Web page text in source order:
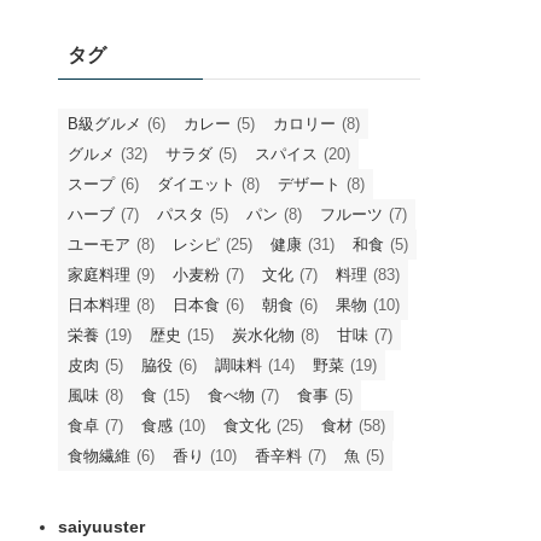
タグ
B級グルメ (6) カレー (5) カロリー (8)
グルメ (32) サラダ (5) スパイス (20)
スープ (6) ダイエット (8) デザート (8)
ハーブ (7) パスタ (5) パン (8) フルーツ (7)
ユーモア (8) レシピ (25) 健康 (31) 和食 (5)
家庭料理 (9) 小麦粉 (7) 文化 (7) 料理 (83)
日本料理 (8) 日本食 (6) 朝食 (6) 果物 (10)
栄養 (19) 歴史 (15) 炭水化物 (8) 甘味 (7)
皮肉 (5) 脇役 (6) 調味料 (14) 野菜 (19)
風味 (8) 食 (15) 食べ物 (7) 食事 (5)
食卓 (7) 食感 (10) 食文化 (25) 食材 (58)
食物繊維 (6) 香り (10) 香辛料 (7) 魚 (5)
saiyuuster